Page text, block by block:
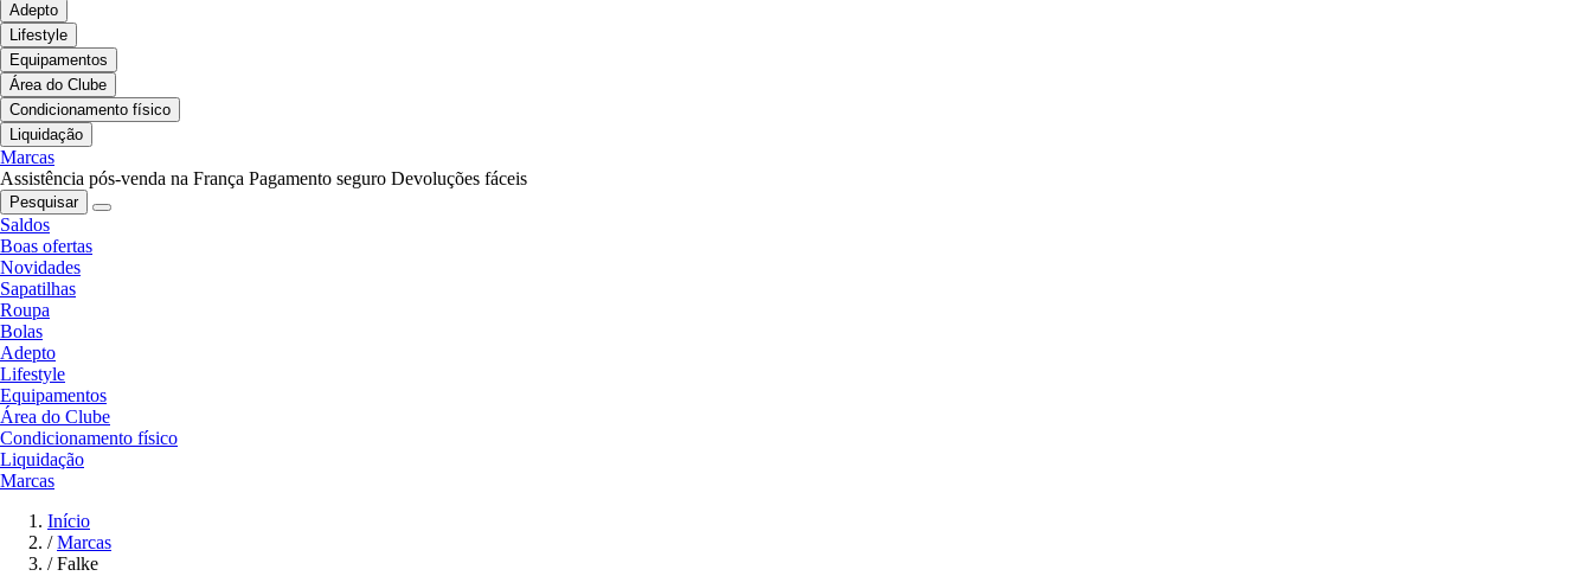
Adepto
Lifestyle
Equipamentos
Área do Clube
Condicionamento físico
Liquidação
Marcas
Assistência pós-venda na França Pagamento seguro Devoluções fáceis
Pesquisar
Saldos
Boas ofertas
Novidades
Sapatilhas
Roupa
Bolas
Adepto
Lifestyle
Equipamentos
Área do Clube
Condicionamento físico
Liquidação
Marcas
Início
/ Marcas
/ Falke